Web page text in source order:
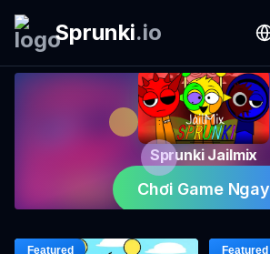
Sprunki.io
Sprunki Jailmix
Chơi Game Ngay